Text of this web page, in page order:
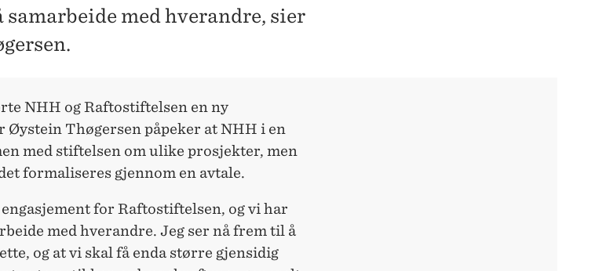
med hverandre, sier
NHH og Raftostiftelsen en ny
Øystein Thøgersen påpeker at NHH i en
med stiftelsen om ulike prosjekter, men
formaliseres gjennom en avtale.
for Raftostiftelsen, og vi har
med hverandre. Jeg ser nå frem til å
og at vi skal få enda større gjensidig